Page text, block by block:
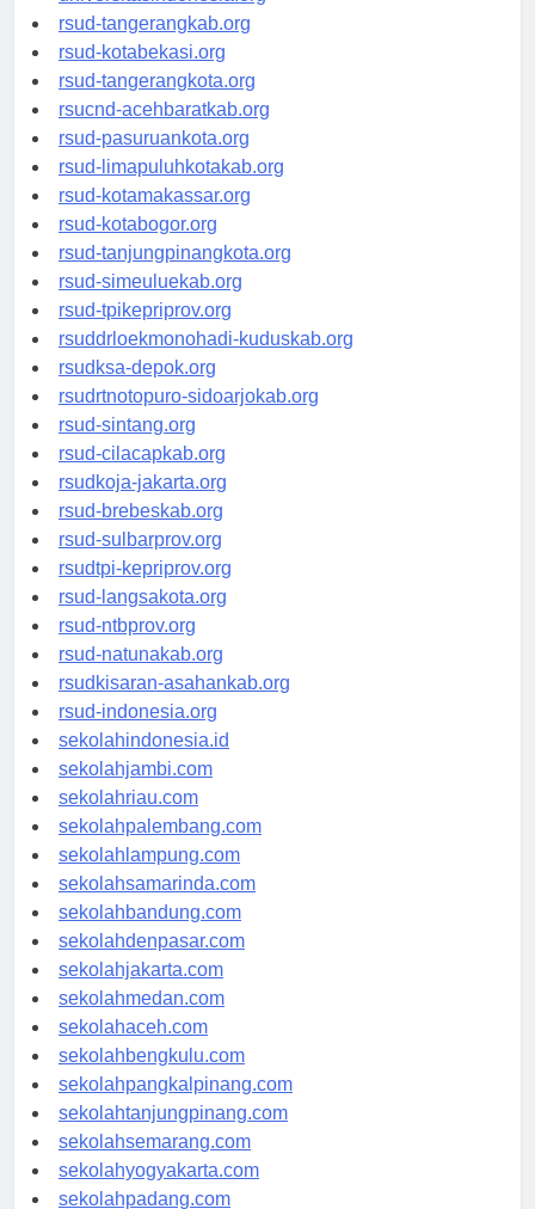
universitasindonesia.org
rsud-tangerangkab.org
rsud-kotabekasi.org
rsud-tangerangkota.org
rsucnd-acehbaratkab.org
rsud-pasuruankota.org
rsud-limapuluhkotakab.org
rsud-kotamakassar.org
rsud-kotabogor.org
rsud-tanjungpinangkota.org
rsud-simeuluekab.org
rsud-tpikepriprov.org
rsuddrloekmonohadi-kuduskab.org
rsudksa-depok.org
rsudrtnotopuro-sidoarjokab.org
rsud-sintang.org
rsud-cilacapkab.org
rsudkoja-jakarta.org
rsud-brebeskab.org
rsud-sulbarprov.org
rsudtpi-kepriprov.org
rsud-langsakota.org
rsud-ntbprov.org
rsud-natunakab.org
rsudkisaran-asahankab.org
rsud-indonesia.org
sekolahindonesia.id
sekolahjambi.com
sekolahriau.com
sekolahpalembang.com
sekolahlampung.com
sekolahsamarinda.com
sekolahbandung.com
sekolahdenpasar.com
sekolahjakarta.com
sekolahmedan.com
sekolahaceh.com
sekolahbengkulu.com
sekolahpangkalpinang.com
sekolahtanjungpinang.com
sekolahsemarang.com
sekolahyogyakarta.com